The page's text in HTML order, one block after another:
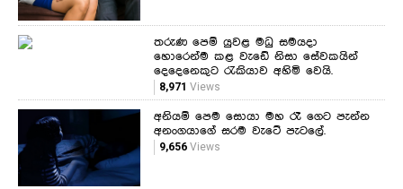
තරුණ පෙම් යුවළ මධු සමයදා
හොරෙන්ම කළ වැඩේ නිසා සේවකයින්
දෙදෙනෙකුට රැකියාව අහිමි වෙයි.
8,971 Views
අනියම් පෙම සොයා මහ රෑ ගෙට පැන්න
අනංගයාගේ සරම වැටේ පැටලේ.
9,656Views